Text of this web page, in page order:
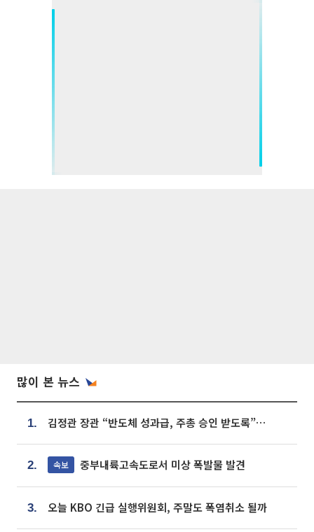
많이 본 뉴스
1. 김정관 장관 “반도체 성과급, 주총 승인 받도록”…상법·자본시장법 개정 시사
2. 속보 중부내륙고속도로서 미상 폭발물 발견
3. 오늘 KBO 긴급 실행위원회, 주말도 폭염취소 될까